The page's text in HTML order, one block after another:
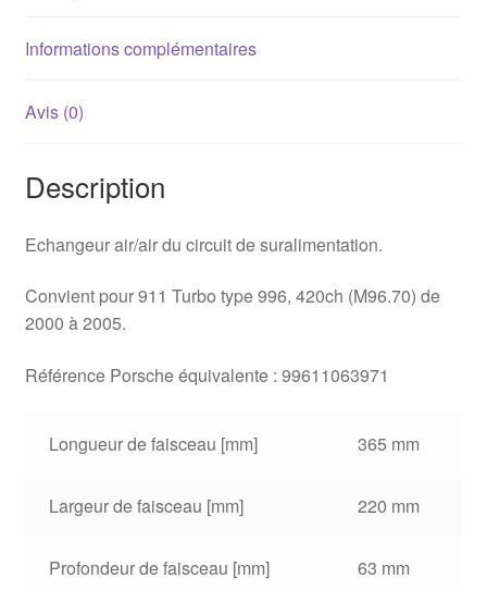
Informations complémentaires
Avis (0)
Description
Echangeur air/air du circuit de suralimentation.
Convient pour 911 Turbo type 996, 420ch (M96.70) de
2000 à 2005.
Référence Porsche équivalente : 99611063971
Longueur de faisceau [mm] 365 mm
Largeur de faisceau [mm] 220 mm
Profondeur de faisceau [mm] 63 mm